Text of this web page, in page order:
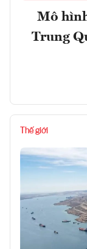
Mô
Trung
Thế giới